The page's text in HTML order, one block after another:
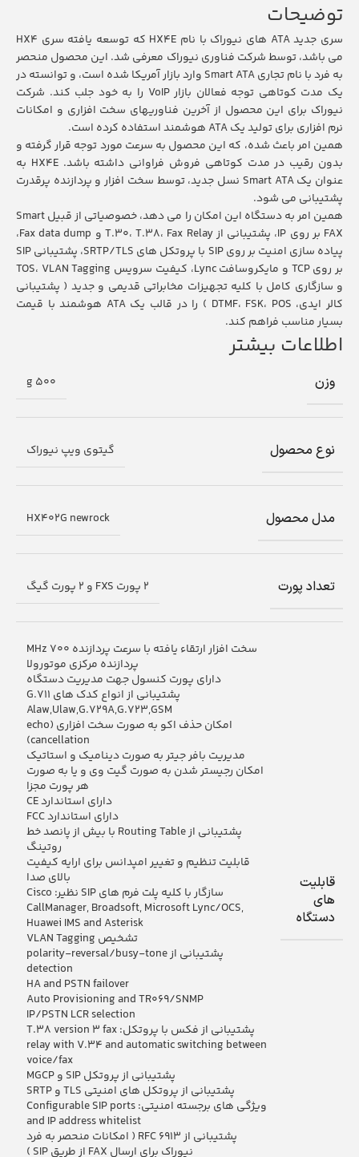
توضیحات
سری جدید ATA های نیوراک با نام HX4E که توسعه یافته سری HX4
می باشد، توسط شرکت فناوری نیوراک معرفی شد. این محصول منحصر
به فرد با نام تجاری Smart ATA وارد بازار آمریکا شده است، و توانسته در
یک مدت کوتاهی توجه فعالان بازار VoIP را به خود جلب کند. شرکت
نیوراک برای این محصول از آخرین فناوریهای سخت افزاری و امکانات
نرم افزاری برای تولید یک ATA هوشمند استفاده کرده است.
همین امر باعث شده، که این محصول به سرعت مورد توجه قرار گرفته و
بدون رقیب در مدت کوتاهی فروش فراوانی داشته باشد. HX4E به
عنوان یک Smart ATA نسل جدید، توسط سخت افزار و پردازنده پرقدرت
پشتیبانی می شود.
همین امر به دستگاه این امکان را می دهد، خصوصیاتی از قبیل Smart
FAX بر روی IP، پشتیبانی از T.30، T.38، Fax Relay و Fax data dump،
پیاده سازی امنیت بر روی SIP با پروتکل های SRTP/TLS، پشتیبانی SIP
بر روی TCP و مایکروسافت Lync، کیفیت سرویس TOS، VLAN Tagging
و سازگاری کامل با کلیه تجهیزات مخابراتی قدیمی و جدید ( پشتیبانی
کالر ایدی، DTMF، FSK، POS ) را در قالب یک ATA هوشمند با قیمت
بسیار مناسب فراهم کند.
اطلاعات بیشتر
وزن 500 g
نوع محصول گيتوي ويپ نیوراک
مدل محصول HX402G newrock
تعداد پورت 2 پورت FXS و 2 پورت گیگ
قابلیت
های
دستگاه
سخت افزار ارتقاء يافته با سرعت پردازنده 700 MHz
پردازنده مرکزی موتورولا
دارای پورت كنسول جهت مديريت دستگاه
پشتیبانی از انواع کدک های G.711
Alaw,Ulaw,G.729A,G.723,GSM
امکان حذف اکو به صورت سخت افزاری (echo
cancellation)
مدیریت بافر جیتر به صورت دینامیک و استاتیک
امکان رجیستر شدن به صورت گیت وی و یا به صورت
هر پورت مجزا
دارای استاندارد CE
دارای استاندارد FCC
پشتیبانی از Routing Table با بیش از پانصد خط
روتینگ
قابلیت تنظیم و تغییر امپدانس برای ارایه کیفیت
بالای صدا
سازگار با کلیه پلت فرم های SIP نظیر: Cisco
CallManager, Broadsoft, Microsoft Lync/OCS,
Huawei IMS and Asterisk
تشخیص VLAN Tagging
پشتیبانی از polarity-reversal/busy-tone
detection
HA and PSTN failover
Auto Provisioning and TR069/SNMP
IP/PSTN LCR selection
پشتیبانی از فکس با پروتکل: T.38 version 3 fax
relay with V.34 and automatic switching between
voice/fax
پشتيباني از پروتكل SIP و MGCP
پشتيباني از پروتكل هاي امنيتي TLS و SRTP
ویژگی های برجسته امنیتی: Configurable SIP ports
and IP address whitelist
پشتيباني از RFC 6913 ( امكانات منحصر به فرد
نيوراك براي ارسال FAX از طريق SIP )